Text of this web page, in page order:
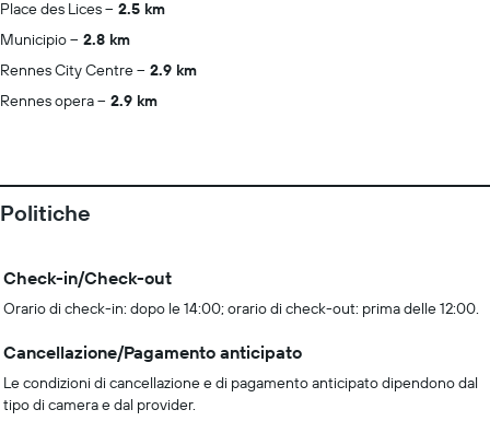
Place des Lices
2.5 km
Municipio
2.8 km
Rennes City Centre
2.9 km
Rennes opera
2.9 km
Politiche
Check-in/Check-out
Orario di check-in: dopo le 14:00; orario di check-out: prima delle 12:00.
Cancellazione/Pagamento anticipato
Le condizioni di cancellazione e di pagamento anticipato dipendono dal
tipo di camera e dal provider.